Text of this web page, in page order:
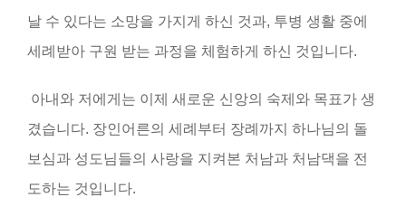
날 수 있다는 소망을 가지게 하신 것과, 투병 생활 중에
세례받아 구원 받는 과정을 체험하게 하신 것입니다.
아내와 저에게는 이제 새로운 신앙의 숙제와 목표가 생
겼습니다. 장인어른의 세례부터 장례까지 하나님의 돌
보심과 성도님들의 사랑을 지켜본 처남과 처남댁을 전
도하는 것입니다.